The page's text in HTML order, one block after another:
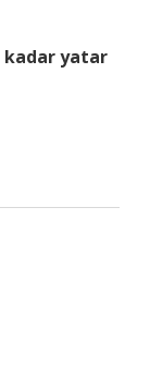
kadar yatar